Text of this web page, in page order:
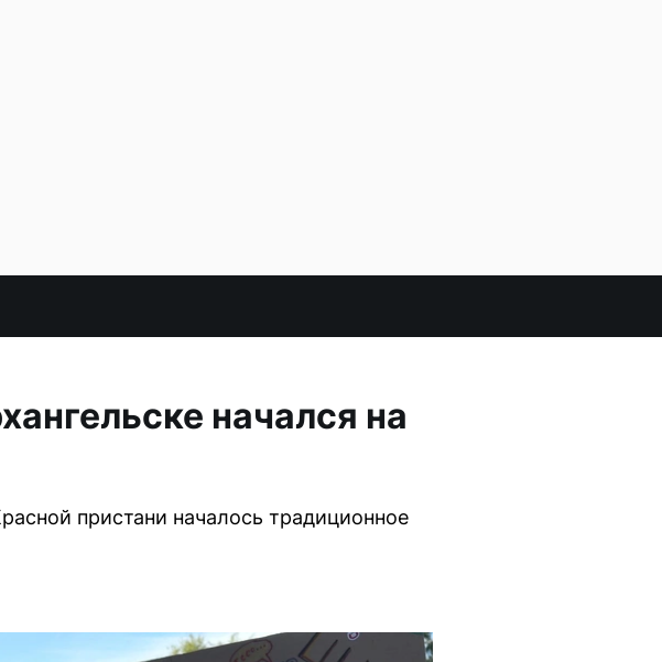
начался на
пристани началось традиционное